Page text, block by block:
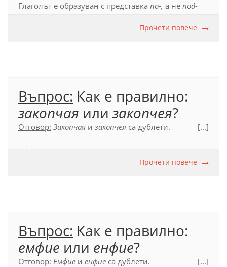
Глаголът е образуван с представка по-, а не под-
Прочети повече
Въпрос: Как е правилно:
закопчая или закопчея?
Отговор: Закопчая и закопчея са дублети.
Официален правописен речник (2012), с. 269
[...]
Прочети повече
Въпрос: Как е правилно:
емфие или енфие?
Отговор: Емфие и енфие са дублети. [...]